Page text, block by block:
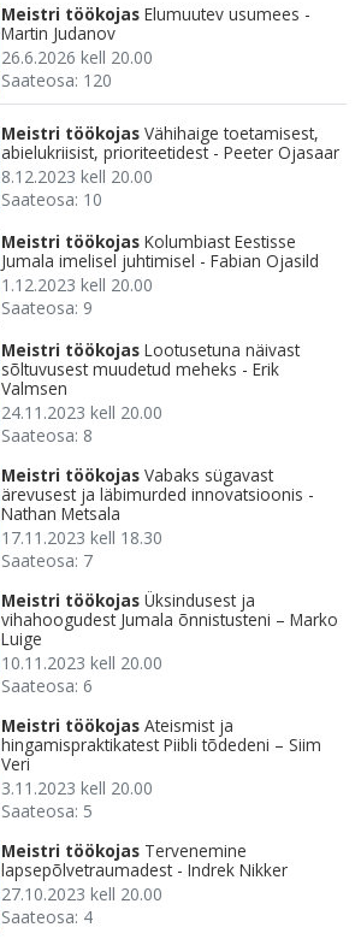
Meistri töökojas Elumuutev usumees -
Martin Judanov
26.6.2026 kell 20.00
Saateosa: 120
Meistri töökojas Vähihaige toetamisest,
abielukriisist, prioriteetidest - Peeter Ojasaar
8.12.2023 kell 20.00
Saateosa: 10
Meistri töökojas Kolumbiast Eestisse
Jumala imelisel juhtimisel - Fabian Ojasild
1.12.2023 kell 20.00
Saateosa: 9
Meistri töökojas Lootusetuna näivast
sõltuvusest muudetud meheks - Erik
Valmsen
24.11.2023 kell 20.00
Saateosa: 8
Meistri töökojas Vabaks sügavast
ärevusest ja läbimurded innovatsioonis -
Nathan Metsala
17.11.2023 kell 18.30
Saateosa: 7
Meistri töökojas Üksindusest ja
vihahoogudest Jumala õnnistusteni – Marko
Luige
10.11.2023 kell 20.00
Saateosa: 6
Meistri töökojas Ateismist ja
hingamispraktikatest Piibli tõdedeni – Siim
Veri
3.11.2023 kell 20.00
Saateosa: 5
Meistri töökojas Tervenemine
lapsepõlvetraumadest - Indrek Nikker
27.10.2023 kell 20.00
Saateosa: 4